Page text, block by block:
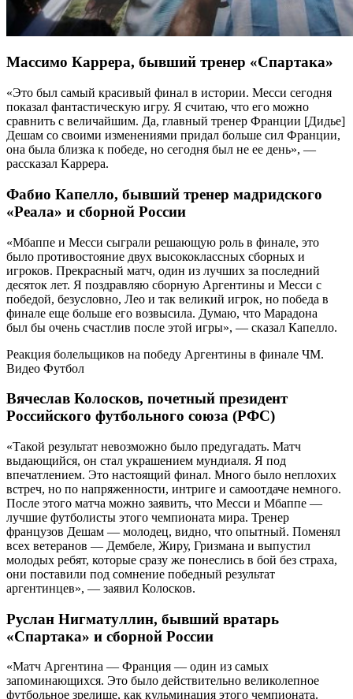
Массимо Каррера, бывший тренер «Спартака»
«Это был самый красивый финал в истории. Месси сегодня
показал фантастическую игру. Я считаю, что его можно
сравнить с величайшим. Да, главный тренер Франции [Дидье]
Дешам со своими изменениями придал больше сил Франции,
она была близка к победе, но сегодня был не ее день», —
рассказал Kappepa.
Фабио Капелло, бывший тренер мадридского
«Реала» и сборной России
«Мбаппе и Месси сыграли решающую роль в финале, это
было противостояние двух высококлассных сборных и
игроков. Прекрасный матч, один из лучших за последний
десяток лет. Я поздравляю сборную Аргентины и Месси с
победой, безусловно, Лео и так великий игрок, но победа в
финале еще больше его возвысила. Думаю, что Марадона
был бы очень счастлив после этой игры», — сказал Капелло.
Реакция болельщиков на победу Аргентины в финале ЧМ.
Видео Футбол
Вячеслав Колосков, почетный президент
Российского футбольного союза (РФС)
«Такой результат невозможно было предугадать. Матч
выдающийся, он стал украшением мундиаля. Я под
впечатлением. Это настоящий финал. Много было неплохих
встреч, но по напряженности, интриге и самоотдаче немного.
После этого матча можно заявить, что Месси и Мбаппе —
лучшие футболисты этого чемпионата мира. Тренер
французов Дешам — молодец, видно, что опытный. Поменял
всех ветеранов — Дембеле, Жиру, Гризмана и выпустил
молодых ребят, которые сразу же понеслись в бой без страха,
они поставили под сомнение победный результат
аргентинцев», — заявил Колосков.
Руслан Нигматуллин, бывший вратарь
«Спартака» и сборной России
«Матч Аргентина — Франция — один из самых
запоминающихся. Это было действительно великолепное
футбольное зрелище, как кульминация этого чемпионата.